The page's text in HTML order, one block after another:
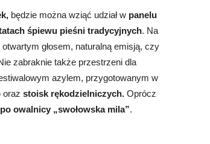
będzie można wziąć udział w panelu
śpiewu pieśni tradycyjnych. Na
głosem, naturalną emisją, czy
zabraknie także przestrzeni dla
azylem, przygotowanym w
oraz stoisk rękodzielniczych. Oprócz
owalnicy „swołowska mila”.